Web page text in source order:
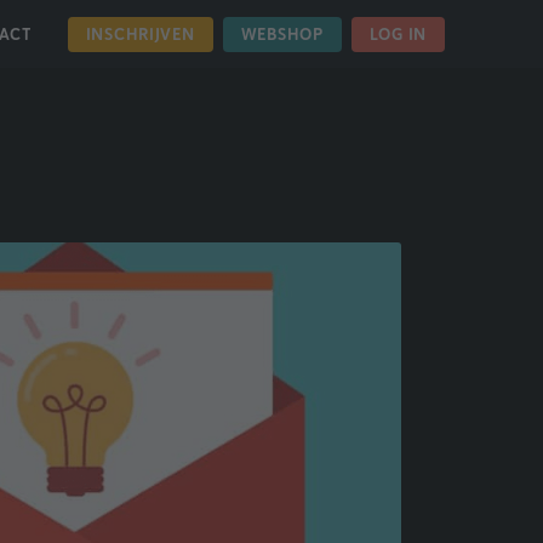
INSCHRIJVEN WEBSHOP LOG IN
OVER ONS NIEUWS NIEUWSBRIEF MEI 2025